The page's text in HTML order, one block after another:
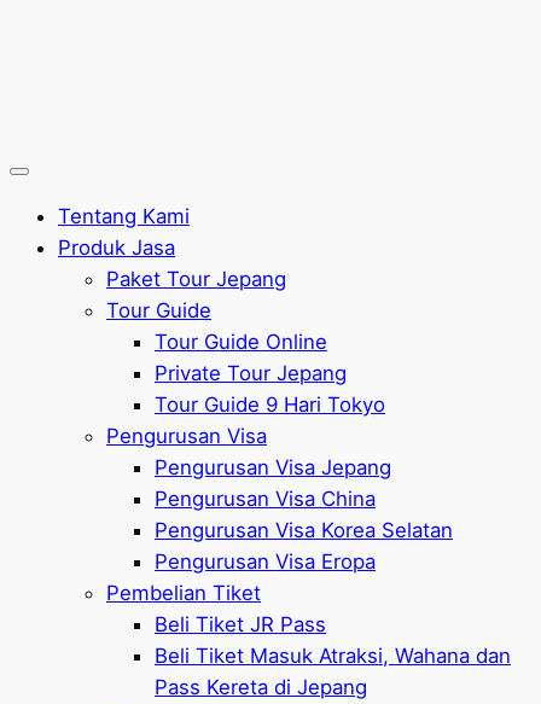
Tentang Kami
Produk Jasa
Paket Tour Jepang
Tour Guide
Tour Guide Online
Private Tour Jepang
Tour Guide 9 Hari Tokyo
Pengurusan Visa
Pengurusan Visa Jepang
Pengurusan Visa China
Pengurusan Visa Korea Selatan
Pengurusan Visa Eropa
Pembelian Tiket
Beli Tiket JR Pass
Beli Tiket Masuk Atraksi, Wahana dan
Pass Kereta di Jepang